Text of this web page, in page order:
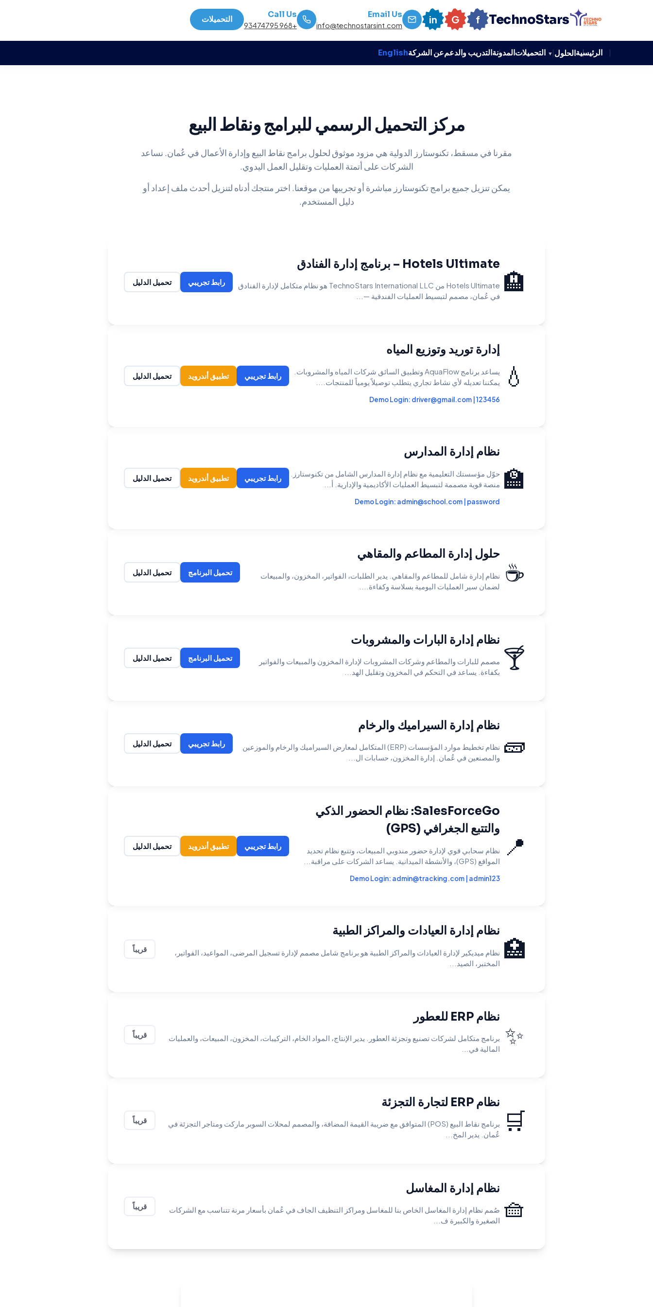
TechnoStars
f
G
in
Email Us
info@technostarsint.com
Call Us
+968 93474795
التحميلات
الرئيسيةالحلول ▼ التحميلاتالمدونةالتدريب والدعمعن الشركةEnglish
مركز التحميل الرسمي للبرامج ونقاط البيع
مقرنا في مسقط، تكنوستارز الدولية هي مزود موثوق لحلول برامج نقاط البيع وإدارة الأعمال في عُمان. نساعد
الشركات على أتمتة العمليات وتقليل العمل اليدوي.
يمكن تنزيل جميع برامج تكنوستارز مباشرة أو تجريبها من موقعنا. اختر منتجك أدناه لتنزيل أحدث ملف إعداد أو
دليل المستخدم.
🏨
Hotels Ultimate – برنامج إدارة الفنادق
Hotels Ultimate من TechnoStars International LLC هو نظام متكامل لإدارة الفنادق
في عُمان، مصمم لتبسيط العمليات الفندقية —...
رابط تجريبي تحميل الدليل
💧
إدارة توريد وتوزيع المياه
يساعد برنامج AquaFlow وتطبيق السائق شركات المياه والمشروبات.
يمكننا تعديله لأي نشاط تجاري يتطلب توصيلاً يومياً للمنتجات....
Demo Login: driver@gmail.com 123456
رابط تجريبي تطبيق أندرويد تحميل الدليل
🏫
نظام إدارة المدارس
حوّل مؤسستك التعليمية مع نظام إدارة المدارس الشامل من تكنوستارز.
منصة قوية مصممة لتبسيط العمليات الأكاديمية والإدارية. أ...
Demo Login: admin@school.com password
رابط تجريبي تطبيق أندرويد تحميل الدليل
☕
حلول إدارة المطاعم والمقاهي
نظام إدارة شامل للمطاعم والمقاهي. يدير الطلبات، الفواتير، المخزون، والمبيعات
لضمان سير العمليات اليومية بسلاسة وكفاءة....
تحميل البرنامج تحميل الدليل
🍸
نظام إدارة البارات والمشروبات
مصمم للبارات والمطاعم وشركات المشروبات لإدارة المخزون والمبيعات والفواتير
بكفاءة. يساعد في التحكم في المخزون وتقليل الهد...
تحميل البرنامج تحميل الدليل
🧱
نظام إدارة السيراميك والرخام
نظام تخطيط موارد المؤسسات (ERP) المتكامل لمعارض السيراميك والرخام والموزعين
والمصنعين في عُمان. إدارة المخزون، حسابات ال...
رابط تجريبي تحميل الدليل
📍
SalesForceGo: نظام الحضور الذكي
والتتبع الجغرافي (GPS)
نظام سحابي قوي لإدارة حضور مندوبي المبيعات، وتتبع نظام تحديد
المواقع (GPS)، والأنشطة الميدانية. يساعد الشركات على مراقبة...
Demo Login: admin@tracking.com admin123
رابط تجريبي تطبيق أندرويد تحميل الدليل
🏥
نظام إدارة العيادات والمراكز الطبية
نظام ميديكير لإدارة العيادات والمراكز الطبية هو برنامج شامل مصمم لإدارة تسجيل المرضى، المواعيد، الفواتير،
المختبر، الصيد...
قريباً
✨
نظام ERP للعطور
برنامج متكامل لشركات تصنيع وتجزئة العطور. يدير الإنتاج، المواد الخام، التركيبات، المخزون، المبيعات، والعمليات
المالية في...
قريباً
🛒
نظام ERP لتجارة التجزئة
برنامج نقاط البيع (POS) المتوافق مع ضريبة القيمة المضافة، والمصمم لمحلات السوبر ماركت ومتاجر التجزئة في
عُمان. يدير المخ...
قريباً
🧺
نظام إدارة المغاسل
صُمم نظام إدارة المغاسل الخاص بنا للمغاسل ومراكز التنظيف الجاف في عُمان بأسعار مرنة تتناسب مع الشركات
الصغيرة والكبيرة ف...
قريباً